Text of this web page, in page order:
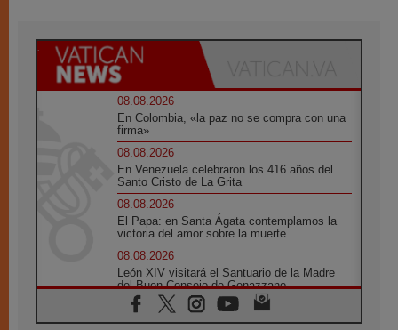
08.08.2026
En Colombia, «la paz no se compra con una
firma»
08.08.2026
En Venezuela celebraron los 416 años del
Santo Cristo de La Grita
08.08.2026
El Papa: en Santa Ágata contemplamos la
victoria del amor sobre la muerte
08.08.2026
León XIV visitará el Santuario de la Madre
del Buen Consejo de Genazzano
07.08.2026
Filipinas: el Vicariato Apostólico de Calapán